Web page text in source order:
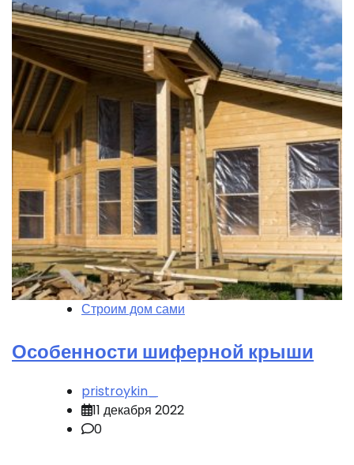
Строим дом сами
Особенности шиферной крыши
pristroykin_
11 декабря 2022
0